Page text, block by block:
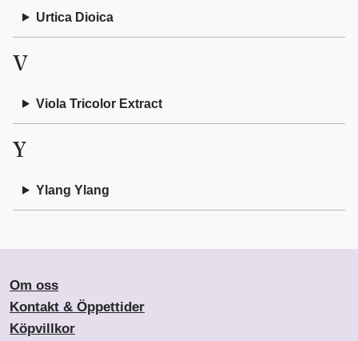
Urtica Dioica
V
Viola Tricolor Extract
Y
Ylang Ylang
Om oss
Kontakt & Öppettider
Köpvillkor